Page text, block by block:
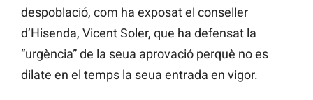
despoblació, com ha exposat el conseller
d’Hisenda, Vicent Soler, que ha defensat la
“urgència” de la seua aprovació perquè no es
dilate en el temps la seua entrada en vigor.